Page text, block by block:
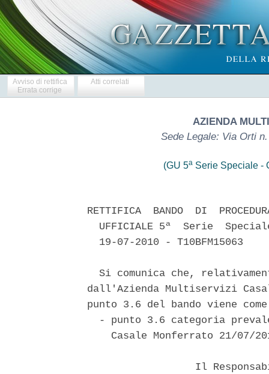
Avviso di rettifica
Errata corrige
Atti correlati
AZIENDA
Sede Legale: Via Orti
(GU 5a Serie Speciale -
RETTIFICA  BANDO  DI
UFFICIALE 5ª  Serie
  19-07-2010 - T10BFM15063
Si comunica che,
dall'Azienda Multiservizi
punto 3.6 del bando viene
- punto 3.6 categoria
Casale Monferrato 21/07/
Il